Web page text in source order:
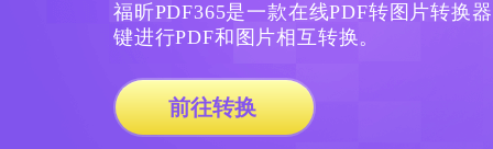
福昕PDF365是一款在线PDF转图片转换
键进行PDF和图片相互转换。
前往转换